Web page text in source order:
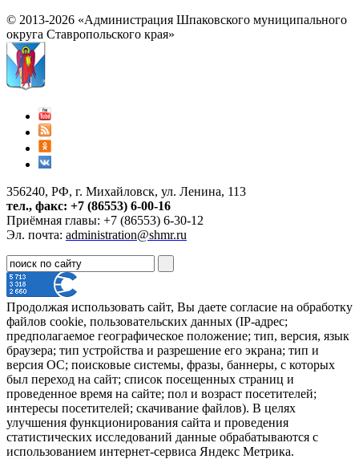
© 2013-2026 «Администрация Шпаковского муниципального
округа Ставропольского края»
356240, РФ, г. Михайловск, ул. Ленина, 113
тел., факс: +7 (86553) 6-00-16
Приёмная главы: +7 (86553) 6-30-12
Эл. почта: administration@shmr.ru
Продолжая использовать сайт, Вы даете согласие на обработку
файлов cookie, пользовательских данных (IP-адрес;
предполагаемое географическое положение; тип, версия, язык
браузера; тип устройства и разрешение его экрана; тип и
версия ОС; поисковые системы, фразы, баннеры, с которых
был переход на сайт; список посещенных страниц и
проведенное время на сайте; пол и возраст посетителей;
интересы посетителей; скачивание файлов). В целях
улучшения функционирования сайта и проведения
статистических исследований данные обрабатываются с
использованием интернет-сервиса Яндекс Метрика.